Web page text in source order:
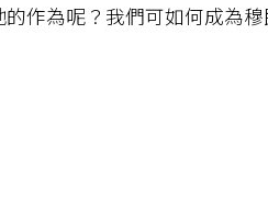
作為呢？我們可如何成為